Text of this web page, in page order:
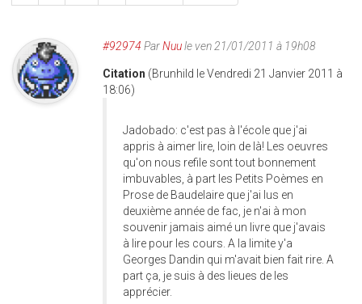
#92974 ParNuule ven 21/01/2011 à 19h08
Citation (Brunhild le Vendredi 21 Janvier 2011 à
18:06)
Jadobado: c'est pas à l'école que j'ai
appris à aimer lire, loin de là! Les oeuvres
qu'on nous refile sont tout bonnement
imbuvables, à part les Petits Poèmes en
Prose de Baudelaire que j'ai lus en
deuxième année de fac, je n'ai à mon
souvenir jamais aimé un livre que j'avais
à lire pour les cours. A la limite y'a
Georges Dandin qui m'avait bien fait rire. A
part ça, je suis à des lieues de les
apprécier.